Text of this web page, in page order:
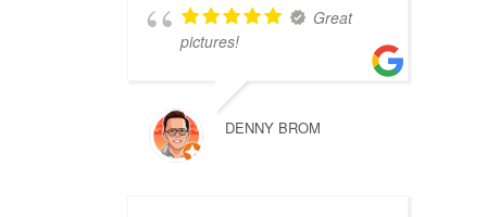
Great
pictures!
DENNY BROM